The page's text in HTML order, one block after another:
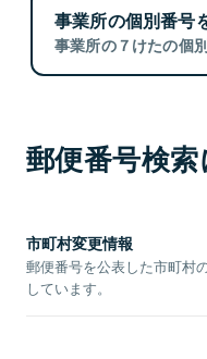
事業所の個別番号
事業所の７けたの個
郵便番号検
市町村変更情報
郵便番号を公表した市町村
しています。